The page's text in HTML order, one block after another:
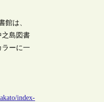
館は、
之島図書
ラーに一
index-